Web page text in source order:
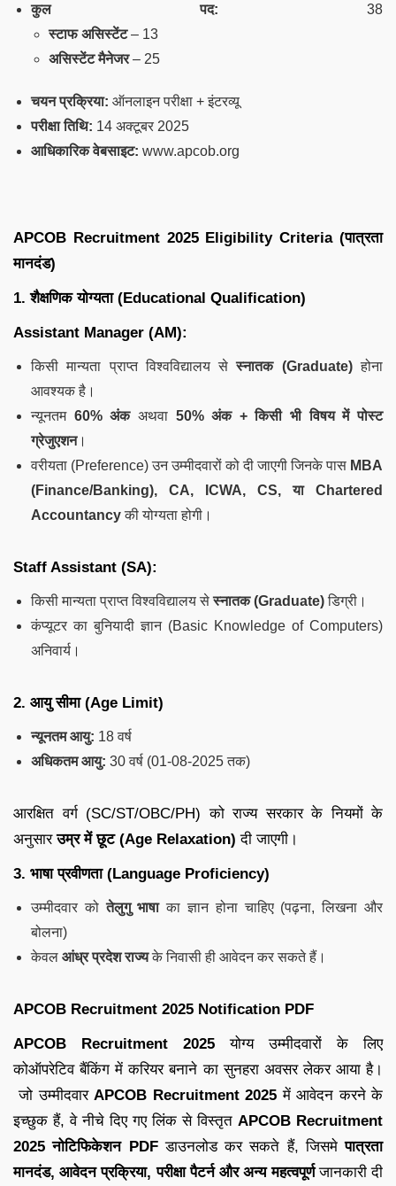
कुल पद: 38
स्टाफ असिस्टेंट– 13
असिस्टेंट मैनेजर– 25
चयन प्रक्रिया: ऑनलाइन परीक्षा + इंटरव्यू
परीक्षा तिथि: 14 अक्टूबर 2025
आधिकारिक वेबसाइट: www.apcob.org
APCOB Recruitment 2025 Eligibility Criteria (पात्रता
मानदंड)
1. शैक्षणिक योग्यता (Educational Qualification)
Assistant Manager (AM):
किसी मान्यता प्राप्त विश्वविद्यालय सेस्नातक (Graduate)होना
आवश्यक है।
न्यूनतम 60% अंकअथवा 50% अंक + किसी भी विषय में पोस्ट
ग्रेजुएशन।
वरीयता (Preference) उन उम्मीदवारों को दी जाएगी जिनके पास MBA
(Finance/Banking), CA, ICWA, CS, या Chartered
Accountancyकी योग्यता होगी।
Staff Assistant (SA):
किसी मान्यता प्राप्त विश्वविद्यालय सेस्नातक (Graduate)डिग्री।
कंप्यूटर का बुनियादी ज्ञान (Basic Knowledge of Computers)
अनिवार्य।
2. आयु सीमा (Age Limit)
न्यूनतम आयु: 18 वर्ष
अधिकतम आयु: 30 वर्ष (01-08-2025 तक)
आरक्षित वर्ग (SC/ST/OBC/PH) को राज्य सरकार के नियमों के
अनुसारउम्र में छूट (Age Relaxation) दी जाएगी।
3. भाषा प्रवीणता (Language Proficiency)
उम्मीदवार कोतेलुगु भाषाका ज्ञान होना चाहिए (पढ़ना, लिखना और
बोलना)
केवल आंध्र प्रदेश राज्यके निवासी ही आवेदन कर सकते हैं।
APCOB Recruitment 2025 Notification PDF
APCOB Recruitment 2025 योग्य उम्मीदवारों के लिए
कोऑपरेटिव बैंकिंग में करियर बनाने का सुनहरा अवसर लेकर आया है।
जो उम्मीदवारAPCOB Recruitment 2025 में आवेदन करने के
इच्छुक हैं, वे नीचे दिए गए लिंक से विस्तृत APCOB Recruitment
2025 नोटिफिकेशन PDFडाउनलोड कर सकते हैं, जिसमेपात्रता
मानदंड, आवेदन प्रक्रिया, परीक्षा पैटर्न और अन्य महत्वपूर्णजानकारी दी